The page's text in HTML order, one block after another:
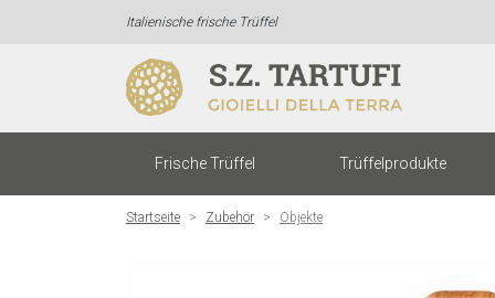
Italienische frische Trüffel
Frische Trüffel Trüffelprodukte
Startseite Zubehör Objekte